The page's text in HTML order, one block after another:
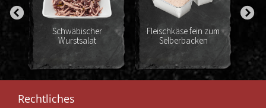
Schwäbischer
Wurstsalat
Fleischkäse fein zum
Selberbacken
Rechtliches